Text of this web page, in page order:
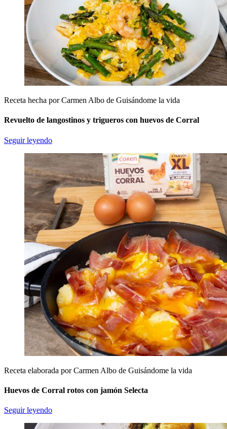
Receta hecha por Carmen Albo de Guisándome la vida
Revuelto de langostinos y trigueros con huevos de Corral
Seguir leyendo
Receta elaborada por Carmen Albo de Guisándome la vida
Huevos de Corral rotos con jamón Selecta
Seguir leyendo